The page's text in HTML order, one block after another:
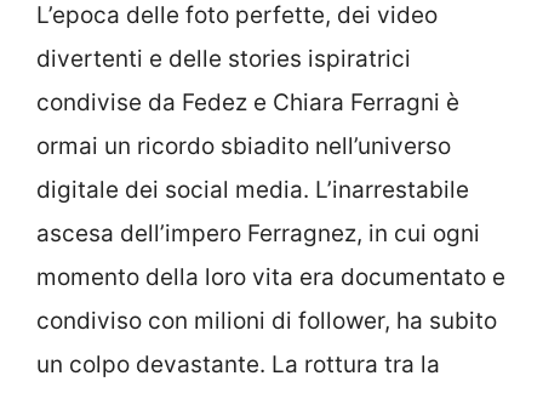
L’epoca delle foto perfette, dei video
divertenti e delle stories ispiratrici
condivise da Fedez e Chiara Ferragni è
ormai un ricordo sbiadito nell’universo
digitale dei social media. L’inarrestabile
ascesa dell’impero Ferragnez, in cui ogni
momento della loro vita era documentato e
condiviso con milioni di follower, ha subito
un colpo devastante. La rottura tra la